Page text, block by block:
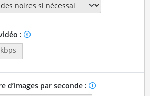
:
kbps
d’images par seconde :